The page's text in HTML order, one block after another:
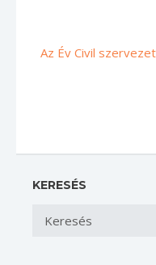
Az Év Civil
KERESÉS